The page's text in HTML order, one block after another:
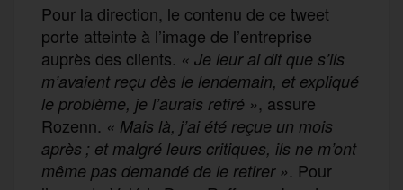
Pour la direction, le contenu de ce tweet
porte atteinte à l’image de l’entreprise
auprès des clients. « Je leur ai dit que s’ils
m’avaient reçu dès le lendemain, et expliqué
le problème, je l’aurais retiré », assure
Rozenn. « Mais là, j’ai été reçue un mois
après ; et malgré leurs critiques, ils ne m’ont
même pas demandé de le retirer ». Pour